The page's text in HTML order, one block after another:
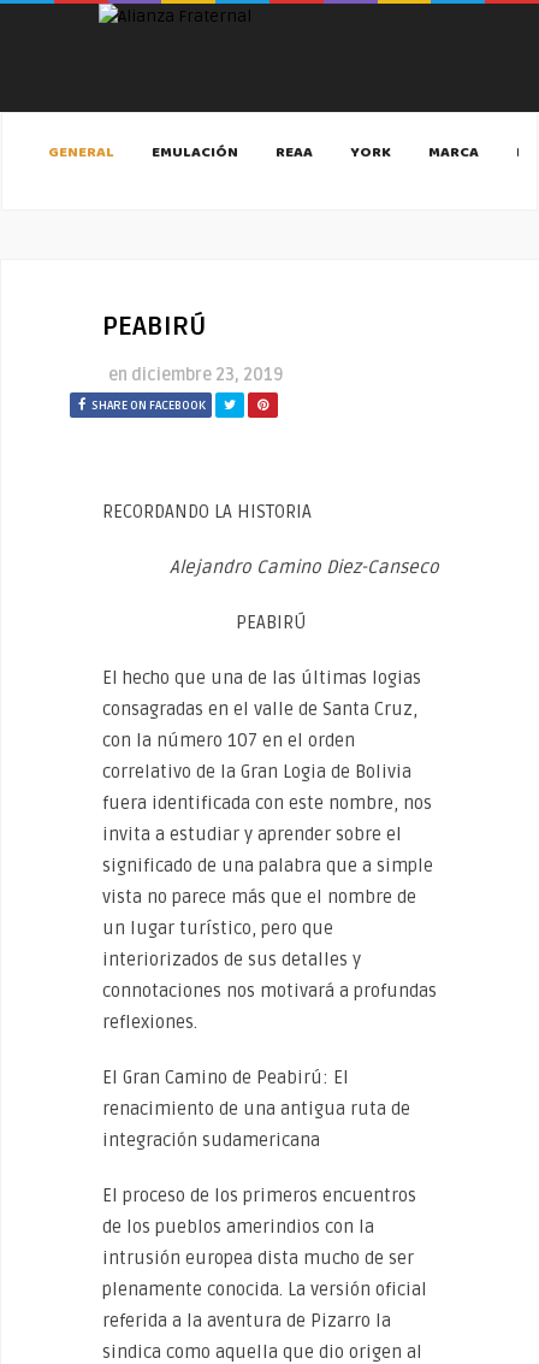
GENERAL EMULACIÓN REAA YORK MARCA
PEABIRÚ
en diciembre 23, 2019
SHARE ON FACEBOOK
RECORDANDO LA HISTORIA
Alejandro Camino Diez-Canseco
PEABIRÚ
El hecho que una de las últimas logias
consagradas en el valle de Santa Cruz,
con la número 107 en el orden
correlativo de la Gran Logia de Bolivia
fuera identificada con este nombre, nos
invita a estudiar y aprender sobre el
significado de una palabra que a simple
vista no parece más que el nombre de
un lugar turístico, pero que
interiorizados de sus detalles y
connotaciones nos motivará a profundas
reflexiones.
El Gran Camino de Peabirú: El
renacimiento de una antigua ruta de
integración sudamericana
El proceso de los primeros encuentros
de los pueblos amerindios con la
intrusión europea dista mucho de ser
plenamente conocida. La versión oficial
referida a la aventura de Pizarro la
sindica como aquella que dio origen al